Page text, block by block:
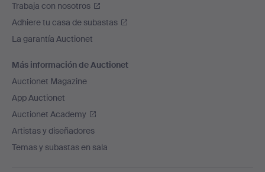
Trabaja con nosotros
Adhiere tu casa de subastas
La garantía Auctionet
Más información de Auctionet
Auctionet Magazine
App Auctionet
Auctionet Academy
Artistas y diseñadores
Temas y subastas en sala